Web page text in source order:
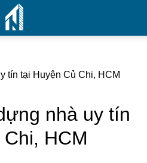
tín tại Huyện Củ Chi, HCM
nhà uy tín
HCM